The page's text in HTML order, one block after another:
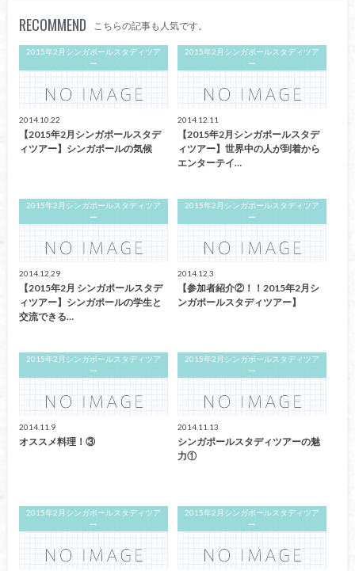
RECOMMEND こちらの記事も人気です。
2015年2月シンガポールスタディツア
ー
2014.10.22
【2015年2月シンガポールスタデ
ィツアー】シンガポールの気候
2015年2月シンガポールスタディツア
ー
2014.12.11
【2015年2月シンガポールスタデ
ィツアー】世界中の人が到着から
エンターテイ…
2015年2月シンガポールスタディツア
ー
2014.12.29
【2015年2月 シンガポールスタデ
ィツアー】シンガポールの学生と
交流できる…
2015年2月シンガポールスタディツア
ー
2014.12.3
【参加者紹介②！！2015年2月シ
ンガポールスタディツアー】
2015年2月シンガポールスタディツア
ー
2014.11.9
オススメ料理！③
2015年2月シンガポールスタディツア
ー
2014.11.13
シンガポールスタディツアーの魅
力①
2015年2月シンガポールスタディツア
ー
2015年2月シンガポールスタディツア
ー